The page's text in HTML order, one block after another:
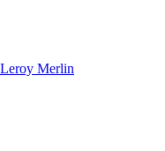
Leroy Merlin